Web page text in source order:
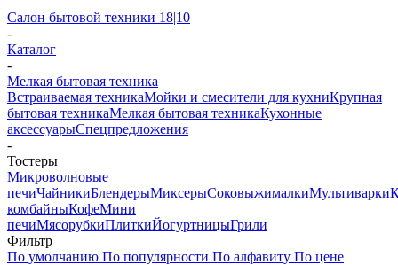
Салон бытовой техники 18|10
-
Каталог
-
Мелкая бытовая техника
Встраиваемая техникаМойки и смесители для кухниКрупная
бытовая техникаМелкая бытовая техникаКухонные
аксессуарыСпецпредложения
-
Тостеры
Микроволновые
печиЧайникиБлендерыМиксерыСоковыжималкиМультиварки
комбайныКофеМини
печиМясорубкиПлиткиЙогуртницыГрили
Фильтр
По умолчанию По популярности По алфавиту По цене